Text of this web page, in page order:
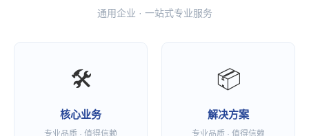
通用企业 · 一站式专业服务
🛠
核心业务
专业品质 · 值得信赖
📦
解决方案
专业品质 · 值得信赖